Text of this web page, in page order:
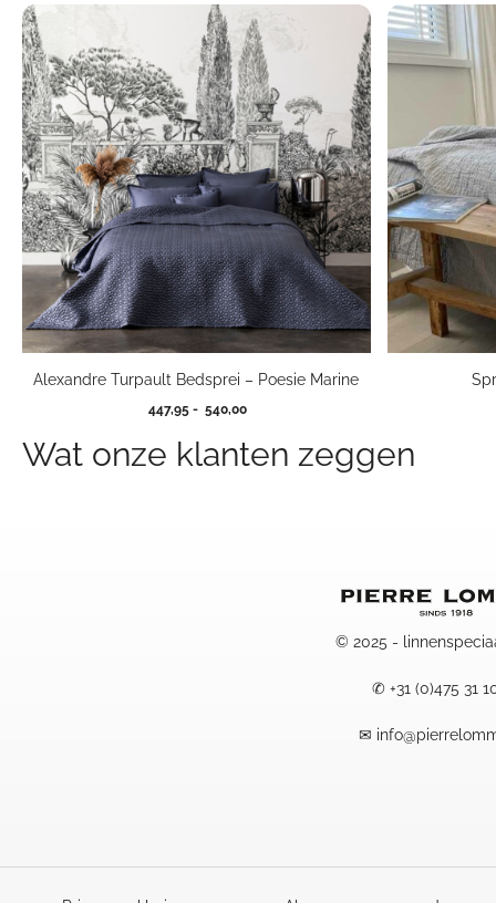
Alexandre Turpault Bedsprei – Poesie Marine
447,95 - 540,00Prijsklasse:
tot
540,00
Wat onze klanten zeggen
© 2025 -
✆ +31 (0)475 31
✉